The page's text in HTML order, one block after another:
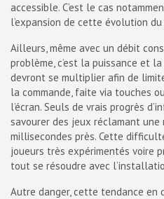
accessible. C’est le cas
l’expansion de cette évolution
Ailleurs, même avec un débit
problème, c’est la puissance et
devront se multiplier afin de
la commande, faite via touches
l’écran. Seuls de vrais progrès
savourer des jeux réclamant une
millisecondes près. Cette
joueurs très expérimentés voire
tout se résoudre avec
Autre danger, cette tendance en